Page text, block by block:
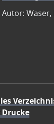
Autor: Waser,